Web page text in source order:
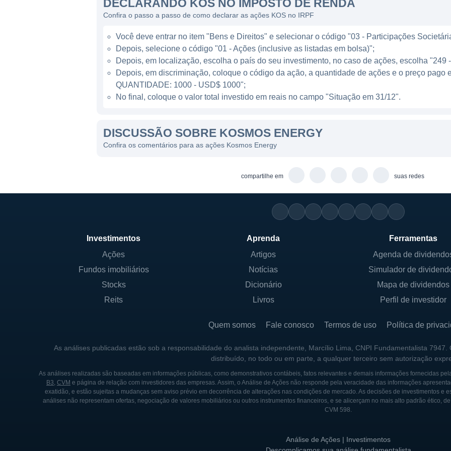
Seu portfólio inclui projetos significativos como os no bloco Jubilee e TEN no Gana,
investimento por meio de tecnologia avançada de perfuração e desenvolvimento
Além disso, a empresa também está investindo em áreas de gás natural, visando
limpa para os mercados internacionais.
PRESENÇA GLOBAL E PAÍSES DE ATUAÇÃO
ocidental da África, onde desenvolveu relações sólidas com governos locais e
Kosmos tem atividades em outros países como a Guiné Equatorial, onde tem a
A Kosmos Energy também busca expandir suas operações a novas áreas,
ativos como parte de sua estratégia de mitigação de risco. Ao possuir projetos em
condições políticas e econômicas variadas, a empresa se posiciona para enfrentar
oportunidades emergentes em diferentes mercados.
CONTROLE E SÓCIOS DA KOSMOS ENERGY
A Kosmos Energy é composta por um grupo de acionistas institucionais e pessoas
seja controlada pelo governo, seus relacionamentos com os governos dos países
seu sucesso. A natureza da indústria de petróleo e gás exige que a Kosmos
setores de energia. A estrutura da empresa foi construída para garantir que seu
que os interesses dos acionistas sejam atendidos, ao mesmo tempo em que se
internacionais pertinentes à exploração de recursos naturais.
HISTÓRIA E MARCOS IMPORTANTES DA KOSMOS ENERGY
conseguiu levantar capital para realizar suas primeiras atividades exploratórias. A
DECLARANDO KOS NO IMPOSTO DE RENDA
Confira o passo a passo de como declarar as ações KOS no IRPF
Você deve entrar no item "Bens e Direitos" e selecionar o código "03 - Participações
Depois, selecione o código "01 - Ações (inclusive as listadas em bolsa)";
Depois, em localização, escolha o país do seu investimento, no caso de ações, escolha "249
Depois, em discriminação, coloque o código da ação, a quantidade de ações e o preço pago
QUANTIDADE: 1000 - USD$ 1000";
No final, coloque o valor total investido em reais no campo "Situação em 31/12".
DISCUSSÃO SOBRE KOSMOS ENERGY
Confira os comentários para as ações Kosmos Energy
compartilhe em suas redes
Investimentos
Ações
Fundos imobiliários
Stocks
Reits
Aprenda
Artigos
Notícias
Dicionário
Livros
Ferramentas
Agenda de
Simulador de
Mapa de dividendos
Perfil de investidor
Quem somos Fale conosco Termos de uso Política de
As análises publicadas estão sob a responsabilidade do analista independente, Marcílio Lima, CNPI Fundamentalista
distribuído, no todo ou em parte, a qualquer terceiro sem autorização
As análises realizadas são baseadas em informações públicas, como demonstrativos contábeis, fatos relevantes e demais informações fornecidas
B3, CVM e página de relação com investidores das empresas. Assim, o Análise de Ações não responde pela veracidade das informações
exatidão, e estão sujeitas a mudanças sem aviso prévio em decorrência de alterações nas condições de mercado. As decisões de investimentos e
análises não representam ofertas, negociação de valores mobiliários ou outros instrumentos financeiros, e se alicerçam no mais alto padrão ético,
CVM 598.
Análise de Ações | Investimentos